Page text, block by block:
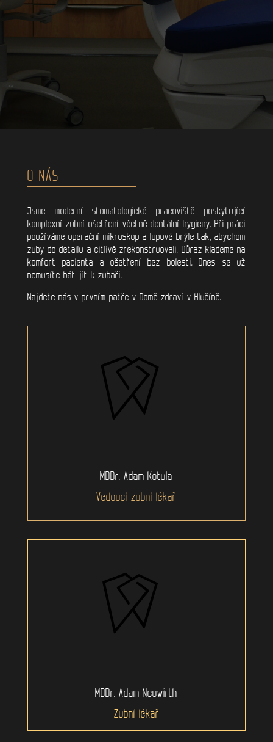
O NÁS
Jsme moderní stomatologické pracoviště poskytující
komplexní zubní ošetření včetně dentální hygieny. Při práci
používáme operační mikroskop a lupové brýle tak, abychom
zuby do detailu a citlivě zrekonstruovali. Důraz klademe na
komfort pacienta a ošetření bez bolesti. Dnes se už
nemusíte bát jít k zubaři.
Najdete nás v prvním patře v Domě zdraví v Hlučíně.
MDDr. Adam Kotula
Vedoucí zubní lékař
MDDr. Adam Neuwirth
Zubní lékař